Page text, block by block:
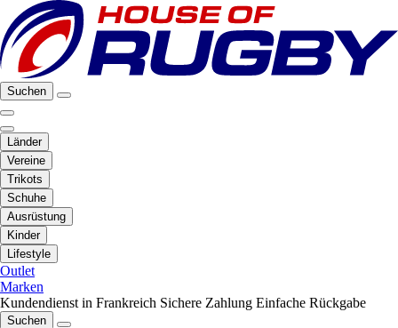
Suchen
Länder
Vereine
Trikots
Schuhe
Ausrüstung
Kinder
Lifestyle
Outlet
Marken
Kundendienst in Frankreich Sichere Zahlung Einfache Rückgabe
Suchen